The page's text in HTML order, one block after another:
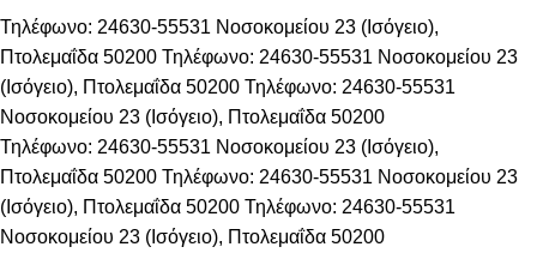
Τηλέφωνο: 24630-55531 Νοσοκομείου 23 (Ισόγειο),
Πτολεμαΐδα 50200 Τηλέφωνο: 24630-55531 Νοσοκομείου 23
(Ισόγειο), Πτολεμαΐδα 50200 Τηλέφωνο: 24630-55531
Νοσοκομείου 23 (Ισόγειο), Πτολεμαΐδα 50200
Τηλέφωνο: 24630-55531 Νοσοκομείου 23 (Ισόγειο),
Πτολεμαΐδα 50200 Τηλέφωνο: 24630-55531 Νοσοκομείου 23
(Ισόγειο), Πτολεμαΐδα 50200 Τηλέφωνο: 24630-55531
Νοσοκομείου 23 (Ισόγειο), Πτολεμαΐδα 50200